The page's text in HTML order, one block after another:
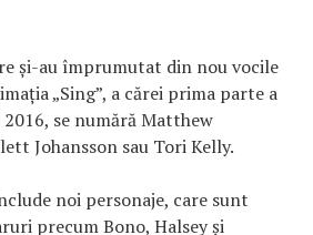
și-au împrumutat din nou vocile
„Sing”, a cărei prima parte a
se numără Matthew
Johansson sau Tori Kelly.
noi personaje, care sunt
precum Bono, Halsey și